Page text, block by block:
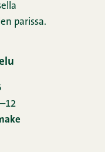
parissa.